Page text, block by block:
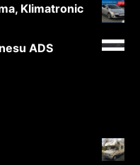
Klimatronic
ADS